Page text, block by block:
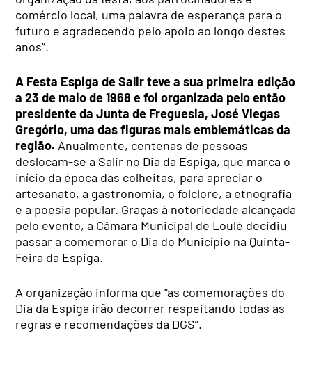
comércio local, uma palavra de esperança para o
futuro e agradecendo pelo apoio ao longo destes
anos”.
A Festa Espiga de Salir teve a sua primeira edição
a 23 de maio de 1968 e foi organizada pelo então
presidente da Junta de Freguesia, José Viegas
Gregório, uma das figuras mais emblemáticas da
região. Anualmente, centenas de pessoas
deslocam-se a Salir no Dia da Espiga, que marca o
início da época das colheitas, para apreciar o
artesanato, a gastronomia, o folclore, a etnografia
e a poesia popular. Graças à notoriedade alcançada
pelo evento, a Câmara Municipal de Loulé decidiu
passar a comemorar o Dia do Município na Quinta-
Feira da Espiga.
A organização informa que “as comemorações do
Dia da Espiga irão decorrer respeitando todas as
regras e recomendações da DGS”.